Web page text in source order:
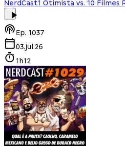
NerdCast1 Otimista vs. 10 Filmes
Ep. 1037
03.jul.26
1h12